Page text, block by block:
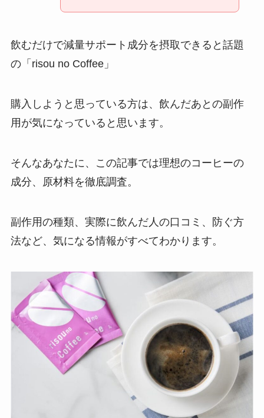
飲むだけで減量サポート成分を摂取できると話題
の「risou no Coffee」
購入しようと思っている方は、飲んだあとの副作
用が気になっていると思います。
そんなあなたに、この記事では理想のコーヒーの
成分、原材料を徹底調査。
副作用の種類、実際に飲んだ人の口コミ、防ぐ方
法など、気になる情報がすべてわかります。